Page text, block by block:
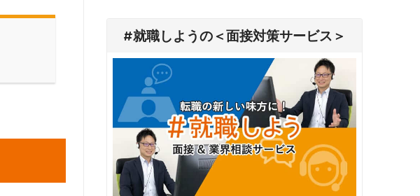
#就職しようの＜面接対策サービス＞